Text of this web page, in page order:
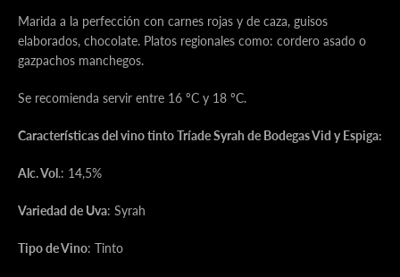
Marida a la perfección con carnes rojas y de caza, guisos
elaborados, chocolate. Platos regionales como: cordero asado o
gazpachos manchegos.
Se recomienda servir entre 16 ºC y 18 ºC.
Características del vino tinto Tríade Syrah de Bodegas Vid y Espiga:
Alc. Vol.: 14,5%
Variedad de Uva: Syrah
Tipo de Vino: Tinto